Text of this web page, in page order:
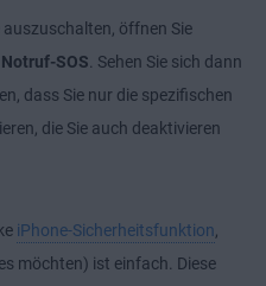
öffnen Sie
Notruf-SOS. Sehen Sie sich dann
dass Sie nur die spezifischen
die Sie auch deaktivieren
iPhone-Sicherheitsfunktion,
möchten) ist einfach. Diese